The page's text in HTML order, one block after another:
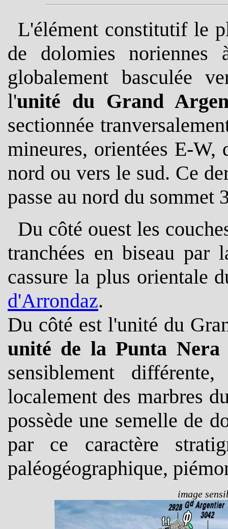
L'élément constitutif le
de dolomies noriennes
globalement basculée
l'unité du Grand
sectionnée
mineures, orientées E-
nord ou vers le sud. Ce
passe au nord du sommet
Du côté ouest les
tranchées en biseau par
cassure la plus orientale
d'Arrondaz.
Du côté est l'unité du
unité de la Punta Nera
sensiblement
localement des marbres
possède une semelle de
par ce caractère
paléogéographique,
image